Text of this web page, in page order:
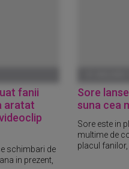
fanii
aratat
schimbari de
in prezent,
Sore
suna cea
Sore este in
multime de
placul